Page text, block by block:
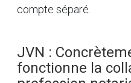
compte séparé.
JVN :
fonctionne la